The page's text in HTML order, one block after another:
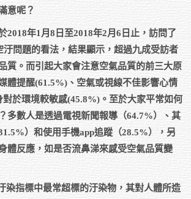
意呢？
2018年1月8日至2018年2月6日止，訪問了
汙問題的看法，結果顯示，超過九成受訪者
質。而引起大家會注意空氣品質的前三大原
體提醒(61.5%)、空氣或視線不佳影響心情
於環境較敏感(45.8%)。至於大家平常如何
多數人是透過電視新聞報導（64.7%）、其
）和使用手機app追蹤（28.5%），另
體反應，如是否流鼻涕來感受空氣品質變
染指標中最常超標的汙染物，其對人體所造